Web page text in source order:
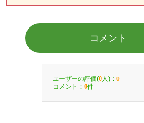
コメント
ユーザーの評価(0 人)： 0
コメント： 0件